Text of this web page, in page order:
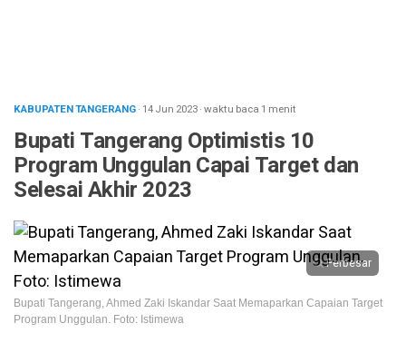
KABUPATEN TANGERANG· 14 Jun 2023·waktu baca 1 menit
Bupati Tangerang Optimistis 10
Program Unggulan Capai Target dan
Selesai Akhir 2023
Perbesar
Bupati Tangerang, Ahmed Zaki Iskandar Saat Memaparkan Capaian Target
Program Unggulan. Foto: Istimewa